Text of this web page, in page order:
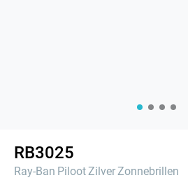
RB3025
Ray-Ban PilootZilverZonnebrillen